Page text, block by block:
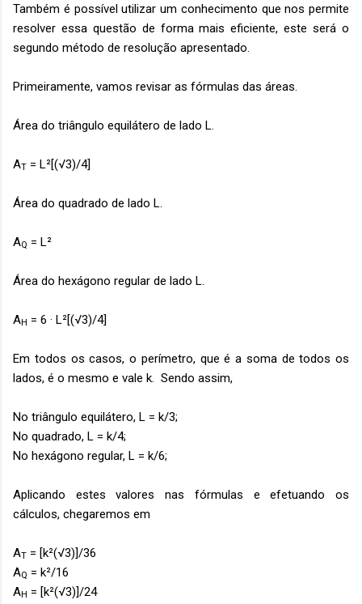
Também é possível utilizar um conhecimento que nos permite
resolver essa questão de forma mais eficiente, este será o
segundo método de resolução apresentado.
Primeiramente, vamos revisar as fórmulas das áreas.
Área do triângulo equilátero de lado L.
AT = L²[(√3)/4]
Área do quadrado de lado L.
AQ = L²
Área do hexágono regular de lado L.
AH = 6 · L²[(√3)/4]
Em todos os casos, o perímetro, que é a soma de todos os
lados, é o mesmo e vale k. Sendo assim,
No triângulo equilátero, L = k/3;
No quadrado, L = k/4;
No hexágono regular, L = k/6;
Aplicando estes valores nas fórmulas e efetuando os
cálculos, chegaremos em
AT = [k²(√3)]/36
AQ = k²/16
AH = [k²(√3)]/24